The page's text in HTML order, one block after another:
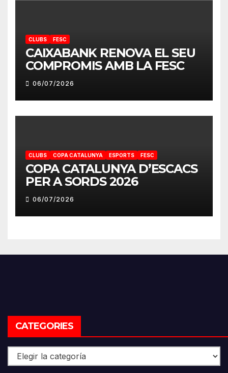
CLUBS FESC
CAIXABANK RENOVA EL SEU
COMPROMIS AMB LA FESC
06/07/2026
CLUBS COPA CATALUNYA ESPORTS FESC
COPA CATALUNYA D’ESCACS
PER A SORDS 2026
06/07/2026
CATEGORIES
Categories